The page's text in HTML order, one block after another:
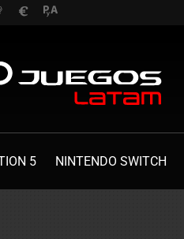
5 NINTENDO SWITCH